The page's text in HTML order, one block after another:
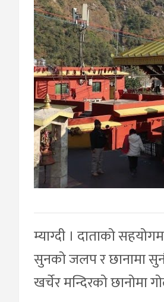
म्याग्दी । दाताको
सुनको जलप र छानामा
खर्चेर मन्दिरको